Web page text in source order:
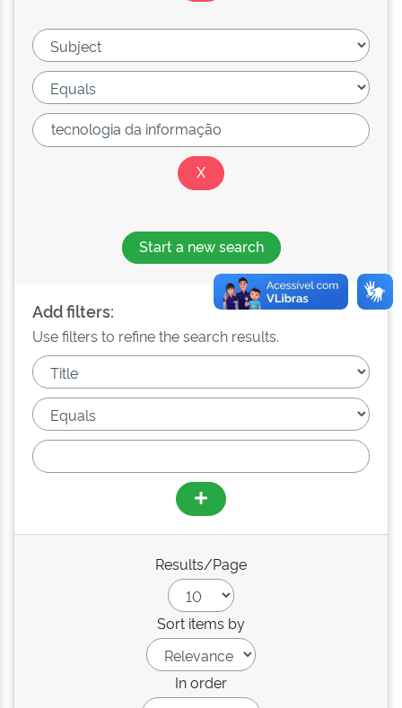
Start a new search
Add filters:
Use filters to refine the search results.
Results/Page
Sort items by
In order